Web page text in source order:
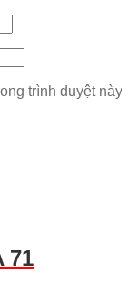
trình duyệt này
71